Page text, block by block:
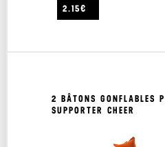
2.15€
2 BÂTONS GONFLABLES
SUPPORTER CHEER